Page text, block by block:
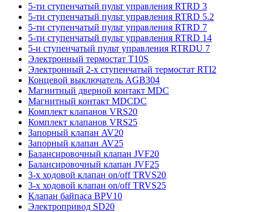
5-ти ступенчатый пульт управления RTRD 3
5-ти ступенчатый пульт управления RTRD 5.2
5-ти ступенчатый пульт управления RTRD 7
5-ти ступенчатый пульт управления RTRD 14
5-и ступенчатый пульт управления RTRDU 7
Электронный термостат T10S
Электронный 2-х ступенчатый термостат RTI2
Концевой выключатель AGB304
Mагнитный дверной контакт MDC
Mагнитный контакт MDCDC
Комплект клапанов VRS20
Комплект клапанов VRS25
Запорный клапан AV20
Запорный клапан AV25
Балансировочный клапан JVF20
Балансировочный клапан JVF25
3-х ходовой клапан on/off TRVS20
3-х ходовой клапан on/off TRVS25
Клапан байпаса BPV10
Электропривод SD20